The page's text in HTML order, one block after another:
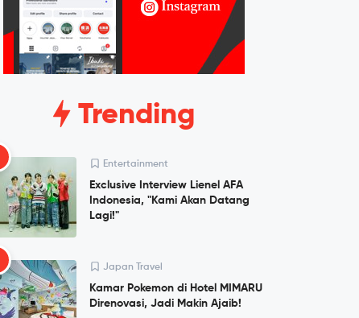
Trending
Entertainment
Exclusive Interview Lienel AFA
Indonesia, "Kami Akan Datang
Lagi!"
Japan Travel
Kamar Pokemon di Hotel MIMARU
Direnovasi, Jadi Makin Ajaib!